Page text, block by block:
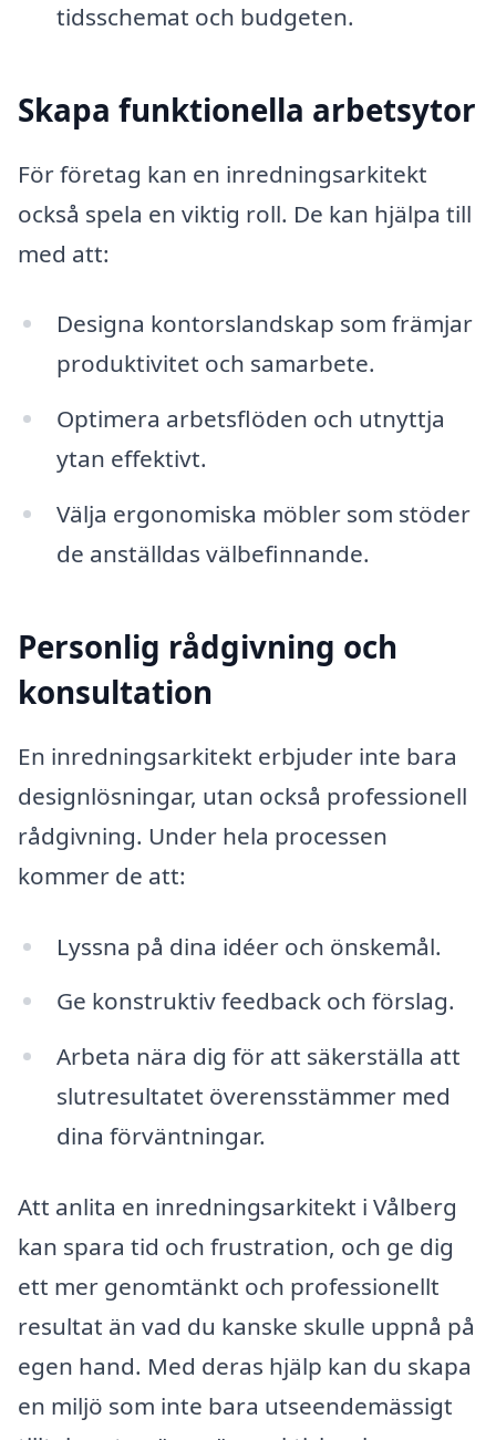
tidsschemat och budgeten.
Skapa funktionella arbetsytor
För företag kan en inredningsarkitekt
också spela en viktig roll. De kan hjälpa till
med att:
Designa kontorslandskap som främjar
produktivitet och samarbete.
Optimera arbetsflöden och utnyttja
ytan effektivt.
Välja ergonomiska möbler som stöder
de anställdas välbefinnande.
Personlig rådgivning och
konsultation
En inredningsarkitekt erbjuder inte bara
designlösningar, utan också professionell
rådgivning. Under hela processen
kommer de att:
Lyssna på dina idéer och önskemål.
Ge konstruktiv feedback och förslag.
Arbeta nära dig för att säkerställa att
slutresultatet överensstämmer med
dina förväntningar.
Att anlita en inredningsarkitekt i Vålberg
kan spara tid och frustration, och ge dig
ett mer genomtänkt och professionellt
resultat än vad du kanske skulle uppnå på
egen hand. Med deras hjälp kan du skapa
en miljö som inte bara utseendemässigt